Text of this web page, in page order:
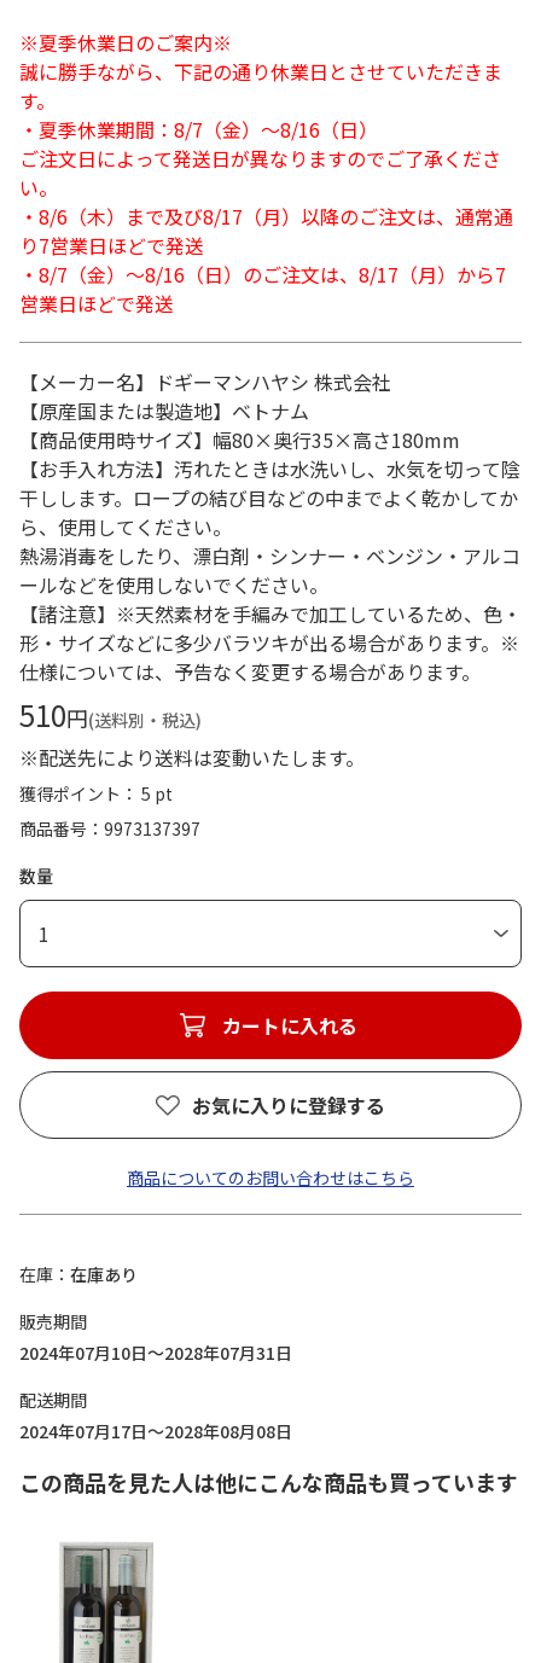
※夏季休業日のご案内※
誠に勝手ながら、下記の通り休業日とさせていただきま
す。
・夏季休業期間：8/7（金）～8/16（日）
ご注文日によって発送日が異なりますのでご了承くださ
い。
・8/6（木）まで及び8/17（月）以降のご注文は、通常通
り7営業日ほどで発送
・8/7（金）～8/16（日）のご注文は、8/17（月）から7
営業日ほどで発送
【メーカー名】ドギーマンハヤシ 株式会社
【原産国または製造地】ベトナム
【商品使用時サイズ】幅80×奥行35×高さ180mm
【お手入れ方法】汚れたときは水洗いし、水気を切って陰
干しします。ロープの結び目などの中までよく乾かしてか
ら、使用してください。
熱湯消毒をしたり、漂白剤・シンナー・ベンジン・アルコ
ールなどを使用しないでください。
【諸注意】※天然素材を手編みで加工しているため、色・
形・サイズなどに多少バラツキが出る場合があります。※
仕様については、予告なく変更する場合があります。
510円(送料別・税込)
※配送先により送料は変動いたします。
獲得ポイント： 5 pt
商品番号
9973137397
数量
1
カートに入れる
お気に入りに登録する
商品についてのお問い合わせはこちら
在庫
在庫あり
販売期間
2024年07月10日～2028年07月31日
配送期間
2024年07月17日～2028年08月08日
この商品を見た人は他にこんな商品も買っています